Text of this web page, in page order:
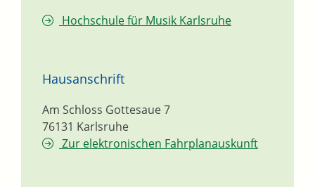
Hochschule für Musik Karlsruhe
Hausanschrift
Am Schloss Gottesaue 7
76131 Karlsruhe
Zur elektronischen Fahrplanauskunft